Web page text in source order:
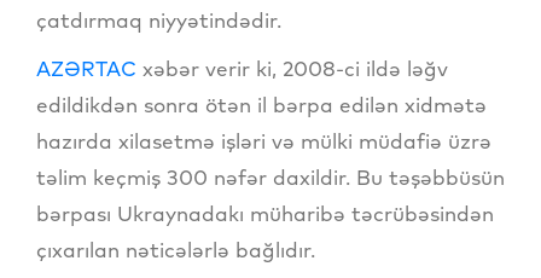
çatdırmaq niyyətindədir.
AZƏRTAC xəbər verir ki, 2008-ci ildə ləğv
edildikdən sonra ötən il bərpa edilən xidmətə
hazırda xilasetmə işləri və mülki müdafiə üzrə
təlim keçmiş 300 nəfər daxildir. Bu təşəbbüsün
bərpası Ukraynadakı müharibə təcrübəsindən
çıxarılan nəticələrlə bağlıdır.